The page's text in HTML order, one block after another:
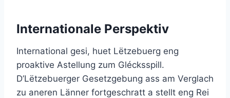
Internationale Perspektiv
International gesi, huet Lëtzebuerg eng
proaktive Astellung zum Glécksspill.
D’Lëtzebuerger Gesetzgebung ass am Verglach
zu aneren Länner fortgeschratt a stellt eng Rei